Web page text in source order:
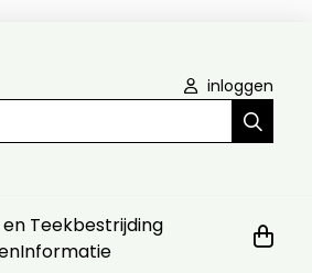
inloggen
Teekbestrijding
Informatie